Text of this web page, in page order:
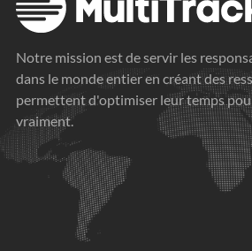
Notre mission est de servir les
dans le monde entier en créant des
permettent d'optimiser leur temps
vraiment.